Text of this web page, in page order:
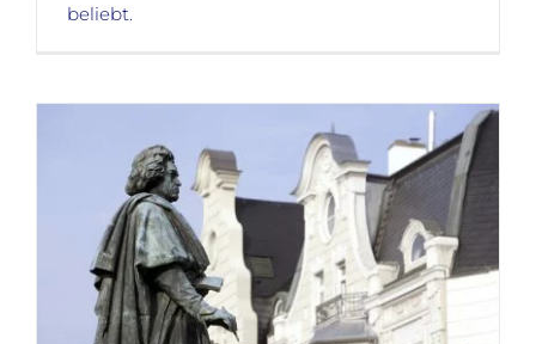
beliebt.